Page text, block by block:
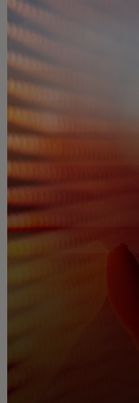
Za vas
Za biznis
Za svijet
Za
Novosti i